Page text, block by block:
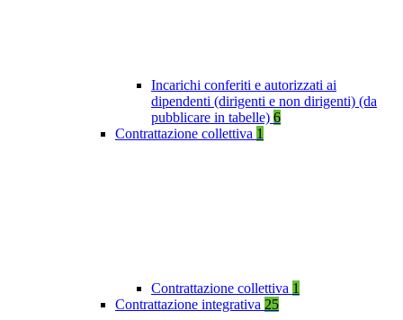
Incarichi conferiti e autorizzati ai
dipendenti (dirigenti e non dirigenti) (da
pubblicare in tabelle) 6
Contrattazione collettiva 1
Contrattazione collettiva 1
Contrattazione integrativa 25